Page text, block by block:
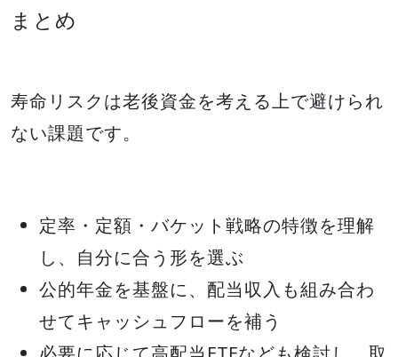
まとめ
寿命リスクは老後資金を考える上で避けられ
ない課題です。
定率・定額・バケット戦略の特徴を理解
し、自分に合う形を選ぶ
公的年金を基盤に、配当収入も組み合わ
せてキャッシュフローを補う